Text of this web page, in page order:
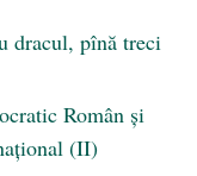
dracul, pînă treci
Român şi
(II)